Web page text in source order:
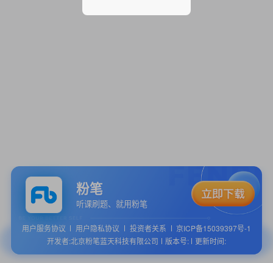
粉笔
听课刷题、就用粉笔
用户服务协议 用户隐私协议 投资者关系
京ICP备15039397号-1
开发者:北京粉笔蓝天科技有限公司
版本号: 更新时间: